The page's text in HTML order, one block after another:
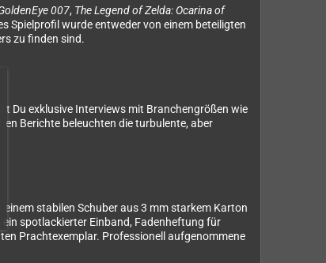
007, The Legend of Zelda: Ocarina of
Spielprofil wurde entweder von einem beteiligten
zu finden sind.
Du exklusive Interviews mit Branchengrößen wie
Berichte beleuchten die turbulente, aber
stabilen Schuber aus 3 mm starkem Karton
spotlackierter Einband, Fadenheftung für
Prachtexemplar. Professionell aufgenommene